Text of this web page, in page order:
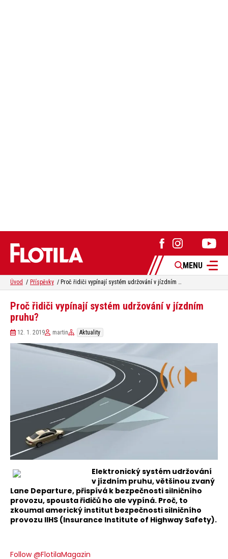
MENU
Úvod Příspěvky Proč řidiči vypínají systém udržování v jízdním pruhu?
Proč řidiči vypínají systém udržování v jízdním
pruhu?
12. 1. 2019 martin Aktuality
Elektronický systém udržování
v jízdním pruhu, většinou zvaný
Lane Departure, přispívá k bezpečnosti silničního
provozu, spousta řidičů ho ale vypíná. Proč, to
zkoumal americký institut bezpečnosti silničního
provozu IIHS (Insurance Institute of Highway Safety).
Follow @FlotilaMagazin